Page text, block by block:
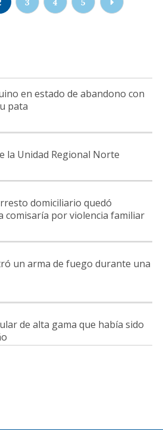
3 4 5
en estado de abandono con
pata
la Unidad Regional Norte
domiciliario quedó
comisaría por violencia familiar
un arma de fuego durante una
de alta gama que había sido